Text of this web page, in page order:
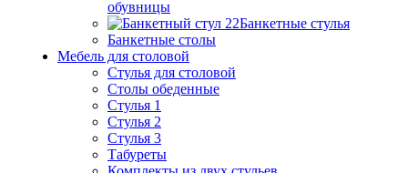
обувницы
Банкетные стулья
Банкетные столы
Мебель для столовой
Стулья для столовой
Столы обеденные
Стулья 1
Стулья 2
Стулья 3
Табуреты